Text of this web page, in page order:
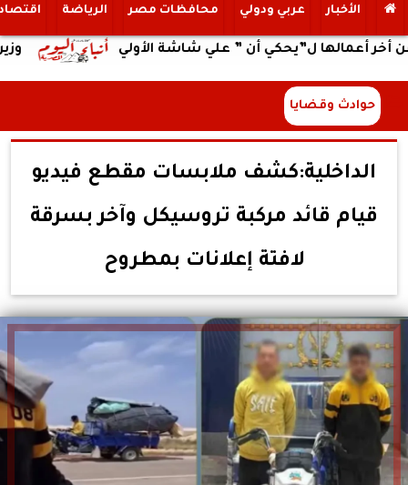
الأخبار عربي ودولي محافظات مصر الرياضة
وزير العمل ل”يحكي أن ” علي شاشة الأولي
حوادث وقضايا
الداخلية:كشف ملابسات مقطع فيديو
قيام قائد مركبة تروسيكل وآخر بسرقة
لافتة إعلانات بمطروح